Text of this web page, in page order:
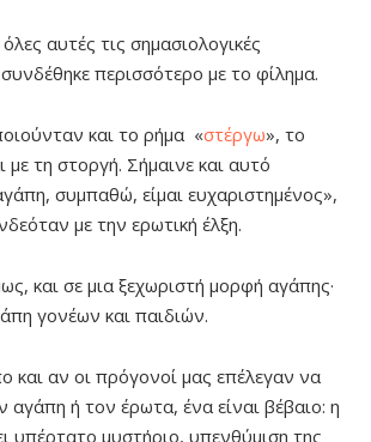
αυτές τις σημασιολογικές
περισσότερο με το φίλημα.
και το ρήμα «στέργω», το
με τη στοργή. Σήμαινε και αυτό
συμπαθώ, είμαι ευχαριστημένος»,
με την ερωτική έλξη.
και σε μια ξεχωριστή μορφή αγάπης·
γονέων και παιδιών.
και αν οι πρόγονοί μας επέλεγαν να
αγάπη ή τον έρωτα, ένα είναι βέβαιο: η
υπέρτατο μυστήριο, υπενθύμιση της